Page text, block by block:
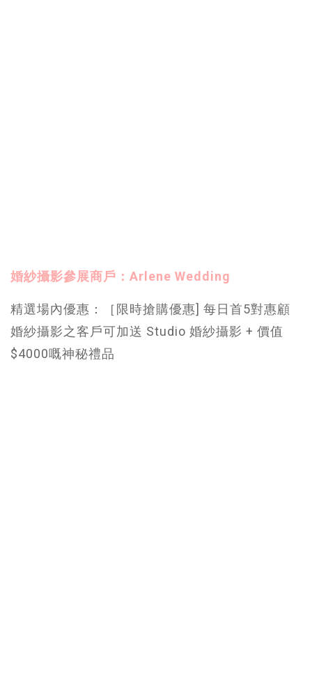
婚紗攝影參展商戶：Arlene Wedding
精選場內優惠：［限時搶購優惠] 每日首5對惠顧
婚紗攝影之客戶可加送 Studio 婚紗攝影 + 價值
$4000嘅神秘禮品